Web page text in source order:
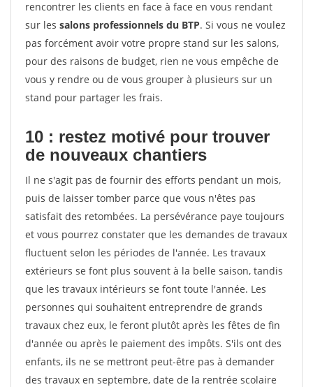
rencontrer les clients en face à face en vous rendant
sur les salons professionnels du BTP. Si vous ne voulez
pas forcément avoir votre propre stand sur les salons,
pour des raisons de budget, rien ne vous empêche de
vous y rendre ou de vous grouper à plusieurs sur un
stand pour partager les frais.
10 : restez motivé pour trouver
de nouveaux chantiers
Il ne s'agit pas de fournir des efforts pendant un mois,
puis de laisser tomber parce que vous n'êtes pas
satisfait des retombées. La persévérance paye toujours
et vous pourrez constater que les demandes de travaux
fluctuent selon les périodes de l'année. Les travaux
extérieurs se font plus souvent à la belle saison, tandis
que les travaux intérieurs se font toute l'année. Les
personnes qui souhaitent entreprendre de grands
travaux chez eux, le feront plutôt après les fêtes de fin
d'année ou après le paiement des impôts. S'ils ont des
enfants, ils ne se mettront peut-être pas à demander
des travaux en septembre, date de la rentrée scolaire